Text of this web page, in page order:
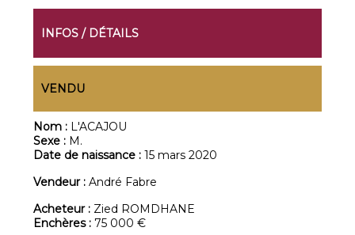
INFOS / DÉTAILS
VENDU
Nom : L'ACAJOU
Sexe : M.
Date de naissance :15 mars 2020
Vendeur :André Fabre
Acheteur : Zied ROMDHANE
Enchères :75 000 €